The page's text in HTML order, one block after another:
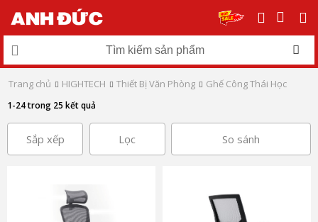
Trang chủ HIGHTECH Thiết Bị Văn Phòng Ghế Công Thái Học
1-24 trong 25 kết quả
Sắp xếp Lọc So sánh